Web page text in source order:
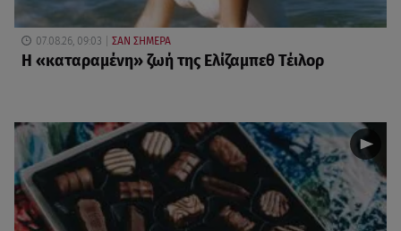
07.08.26, 09:03 ΣΑΝ ΣΗΜΕΡΑ
Η «καταραμένη»​​​​​​​ ζωή της Ελίζαμπεθ Τέιλορ